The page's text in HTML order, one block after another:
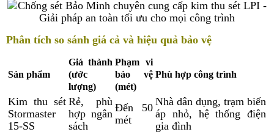
Phân tích so sánh giá cả và hiệu quả bảo vệ
Sản phẩm
Giá thành
(ước
lượng)
Phạm vi
bảo vệ
(mét)
Phù hợp công trình
Kim thu sét
Stormaster
15-SS
Rẻ, phù
hợp ngân
sách
Đến 50
mét
Nhà dân dụng, trạm biến
áp nhỏ, hệ thống điện
gia đình